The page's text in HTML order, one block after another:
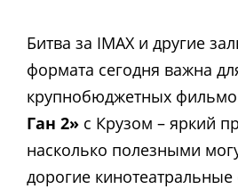
Битва за IMAX и другие
формата сегодня важна
крупнобюджетных
Ган 2» с Крузом – яркий
насколько полезными
дорогие